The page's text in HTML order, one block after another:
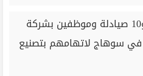
حبس طبيبين و10 صيادلة وموظفين بشركة
يومًا في سوهاج لاتهامهم بتصنيع